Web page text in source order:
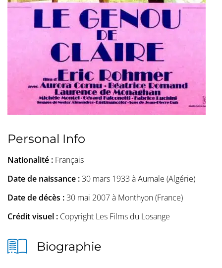
Personal Info
Nationalité : Français
Date de naissance :30 mars 1933 à Aumale (Algérie)
Date de décès :30 mai 2007 à Monthyon (France)
Crédit visuel : Copyright Les Films du Losange
Biographie